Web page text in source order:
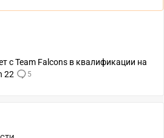
с Team Falcons в квалификации на
22
5